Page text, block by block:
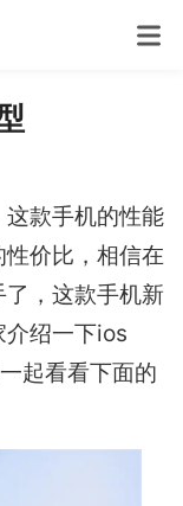
款手机的性能
价比，相信在
，这款手机新
介绍一下ios
起看看下面的